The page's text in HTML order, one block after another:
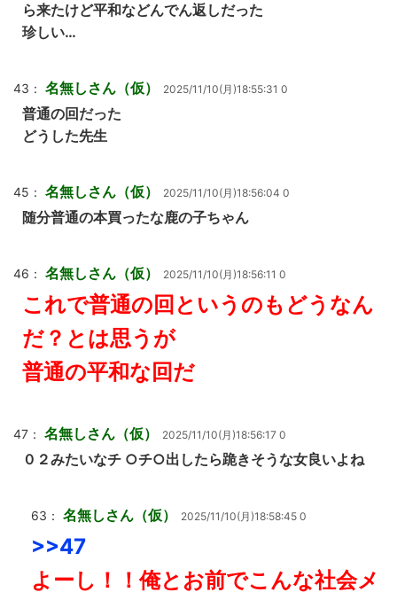
ら来たけど平和などんでん返しだった
珍しい…
43： 名無しさん（仮） 2025/11/10(月)18:55:31 0
普通の回だった
どうした先生
45： 名無しさん（仮） 2025/11/10(月)18:56:04 0
随分普通の本買ったな鹿の子ちゃん
46： 名無しさん（仮） 2025/11/10(月)18:56:11 0
これで普通の回というのもどうなん
だ？とは思うが
普通の平和な回だ
47： 名無しさん（仮） 2025/11/10(月)18:56:17 0
０２みたいなチ ○チ○出したら跪きそうな女良いよね
63： 名無しさん（仮） 2025/11/10(月)18:58:45 0
>>47
よーし！！俺とお前でこんな社会メ